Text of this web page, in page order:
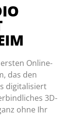
Online-
das den
digitalisiert
3D-
ohne Ihr